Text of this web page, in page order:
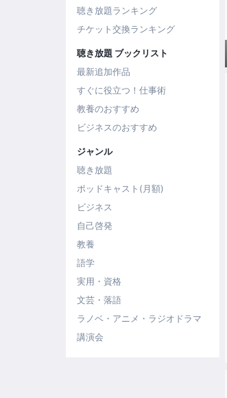
聴き放題ランキング
チケット交換ランキング
聴き放題 ブックリスト
最新追加作品
すぐに役立つ！仕事術
教養のおすすめ
ビジネスのおすすめ
ジャンル
聴き放題
ポッドキャスト(月額)
ビジネス
自己啓発
教養
語学
実用・資格
文芸・落語
ラノベ・アニメ・ラジオドラマ
講演会